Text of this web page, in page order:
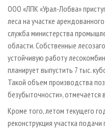
СУШКА ДРЕВЕСИНЫ
ПРОИЗВОДСТВО
ДЕРЕВЯННОЕ
ПРОИЗВОДСТВО МЕБЕЛИ
БИОЭНЕРГЕТИКА
ЦБП
ИНСТРУМЕНТ И
ПЕРСОНЫ
МОБИЛЬНЫЕ ВЫСТАВКИ
ОФИЦИАЛЬНЫЕ
ПРИОРИТЕТНЫЕ
RUSSIAN FORESTRY
ГАЗЕТА ЛЕСПРОМФОРУМ
БИБЛИОТЕКА
КОНТАКТЫ
РЕКЛАМА
РЕКЛАМА НА САЙТЕ
ООО «ЛПК «Урал-Лобва»
леса на участке
служба министерства
области. Собственные
устойчивую работу
планирует выпустить 7 тыс.
Такой объем производства
безубыточности», отмечается
Кроме того, летом текущего
реконструкция участка